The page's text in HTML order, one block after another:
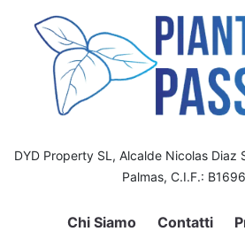
DYD Property SL, Alcalde Nicolas Diaz
Palmas, C.I.F.:
Chi Siamo Contatti